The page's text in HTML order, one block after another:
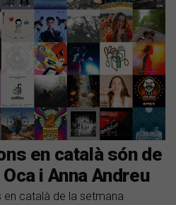
en català són de
i Anna Andreu
català de la setmana